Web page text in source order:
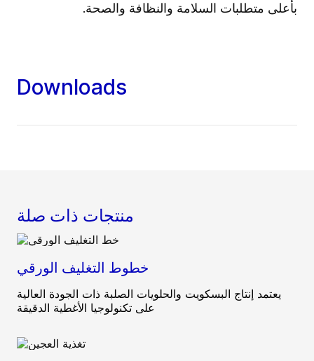
بأعلى متطلبات السلامة والنظافة والصحة.
Downloads
منتجات ذات صلة
خطوط التغليف الورقي
يعتمد إنتاج البسكويت والحلويات الصلبة ذات الجودة العالية
على تكنولوجيا الأغطية الدقيقة